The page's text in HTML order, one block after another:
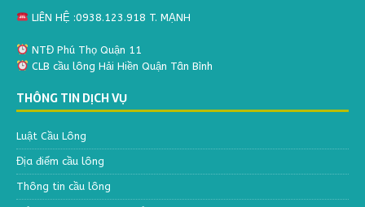
LIÊN HỆ :0938.123.918 T. MẠNH
NTĐ Phú Thọ Quận 11
CLB cầu lông Hải Hiền Quận Tân Bình
THÔNG TIN DỊCH VỤ
Luật Cầu Lông
Địa điểm cầu lông
Thông tin cầu lông